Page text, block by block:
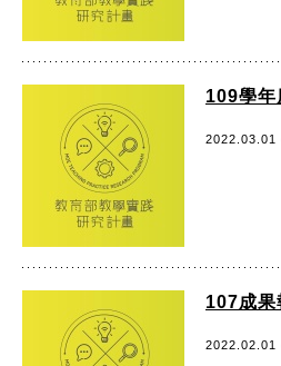
109學年
2022.03.01
107成果
2022.02.01